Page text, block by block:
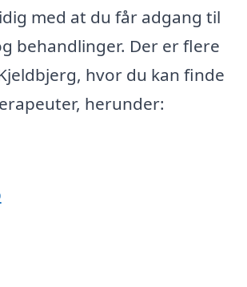
med at du får adgang til
behandlinger. Der er flere
hvor du kan finde
herunder: